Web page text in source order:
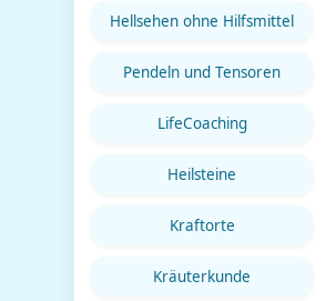
Hellsehen ohne Hilfsmittel
Pendeln und Tensoren
LifeCoaching
Heilsteine
Kraftorte
Kräuterkunde